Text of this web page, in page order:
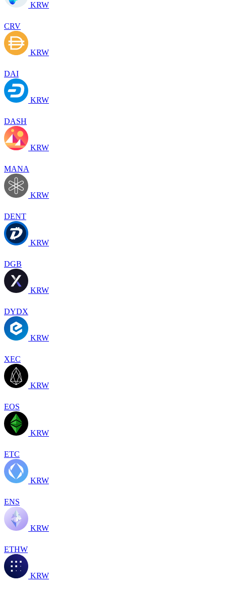
KRW
CRV
KRW
DAI
KRW
DASH
KRW
MANA
KRW
DENT
KRW
DGB
KRW
DYDX
KRW
XEC
KRW
EOS
KRW
ETC
KRW
ENS
KRW
ETHW
KRW